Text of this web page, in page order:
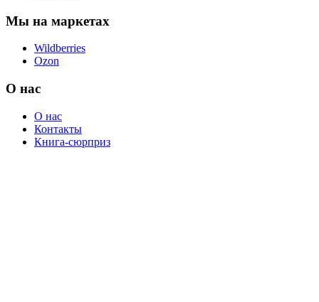
Мы на маркетах
Wildberries
Ozon
О нас
О нас
Контакты
Книга-сюрприз